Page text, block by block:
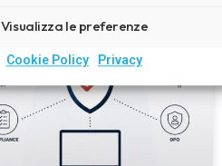
Visualizza le preferenze
Cookie Policy Privacy